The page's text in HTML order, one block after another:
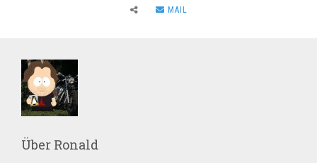
MAIL
Über Ronald